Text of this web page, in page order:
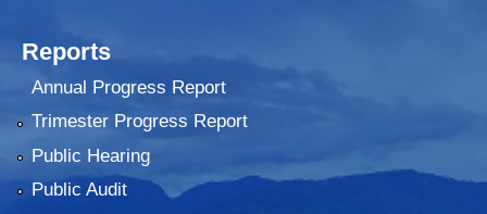
Reports
Annual Progress Report
Trimester Progress Report
Public Hearing
Public Audit